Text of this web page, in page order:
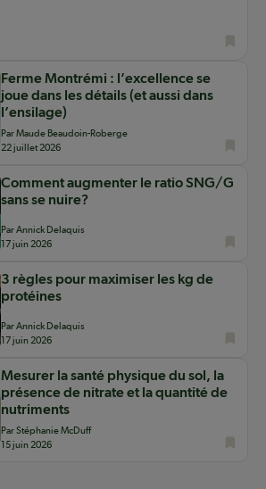
Ferme Montrémi : l’excellence se
joue dans les détails (et aussi dans
l’ensilage)
Par Maude Beaudoin-Roberge
22 juillet 2026
Comment augmenter le ratio SNG/G
sans se nuire?
Par Annick Delaquis
17 juin 2026
3 règles pour maximiser les kg de
protéines
Par Annick Delaquis
17 juin 2026
Mesurer la santé physique du sol, la
présence de nitrate et la quantité de
nutriments
Par Stéphanie McDuff
15 juin 2026